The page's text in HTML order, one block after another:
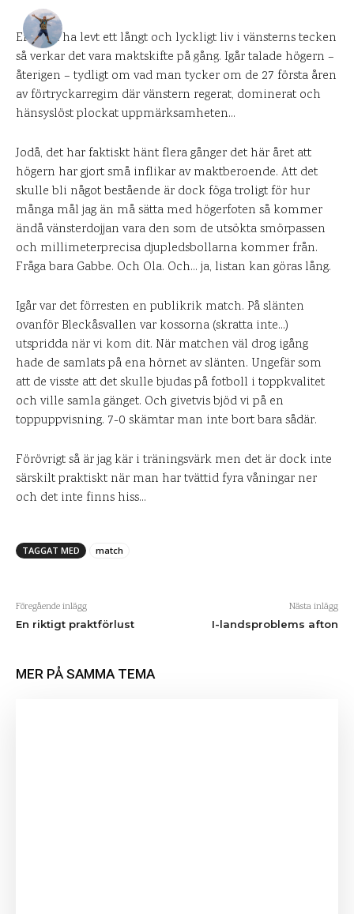
0 KOMMENTARER
Efter att ha levt ett långt och lyckligt liv i vänsterns tecken
så verkar det vara maktskifte på gång. Igår talade högern –
återigen – tydligt om vad man tycker om de 27 första åren
av förtryckarregim där vänstern regerat, dominerat och
hänsyslöst plockat uppmärksamheten…
Jodå, det har faktiskt hänt flera gånger det här året att
högern har gjort små inflikar av maktberoende. Att det
skulle bli något bestående är dock föga troligt för hur
många mål jag än må sätta med högerfoten så kommer
ändå vänsterdojjan vara den som de utsökta smörpassen
och millimeterprecisa djupledsbollarna kommer från.
Fråga bara Gabbe. Och Ola. Och… ja, listan kan göras lång.
Igår var det förresten en publikrik match. På slänten
ovanför Bleckåsvallen var kossorna (skratta inte…)
utspridda när vi kom dit. När matchen väl drog igång
hade de samlats på ena hörnet av slänten. Ungefär som
att de visste att det skulle bjudas på fotboll i toppkvalitet
och ville samla gänget. Och givetvis bjöd vi på en
toppuppvisning. 7-0 skämtar man inte bort bara sådär.
Förövrigt så är jag kär i träningsvärk men det är dock inte
särskilt praktiskt när man har tvättid fyra våningar ner
och det inte finns hiss…
TAGGAT MED match
Föregående inlägg
En riktigt praktförlust
Nästa inlägg
I-landsproblems afton
MER PÅ SAMMA TEMA